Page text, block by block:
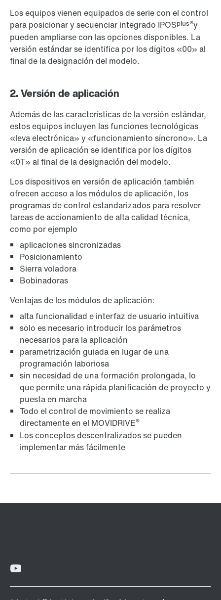
Los equipos vienen equipados de serie con el control
para posicionar y secuenciar integrado IPOSplus®y
pueden ampliarse con las opciones disponibles. La
versión estándar se identifica por los dígitos «00» al
final de la designación del modelo.
2. Versión de aplicación
Además de las características de la versión estándar,
estos equipos incluyen las funciones tecnológicas
«leva electrónica» y «funcionamiento síncrono». La
versión de aplicación se identifica por los dígitos
«0T» al final de la designación del modelo.
Los dispositivos en versión de aplicación también
ofrecen acceso a los módulos de aplicación, los
programas de control estandarizados para resolver
tareas de accionamiento de alta calidad técnica,
como por ejemplo
aplicaciones sincronizadas
Posicionamiento
Sierra voladora
Bobinadoras
Ventajas de los módulos de aplicación:
alta funcionalidad e interfaz de usuario intuitiva
solo es necesario introducir los parámetros
necesarios para la aplicación
parametrización guiada en lugar de una
programación laboriosa
sin necesidad de una formación prolongada, lo
que permite una rápida planificación de proyecto y
puesta en marcha
Todo el control de movimiento se realiza
directamente en el MOVIDRIVE®
Los conceptos descentralizados se pueden
implementar más fácilmente